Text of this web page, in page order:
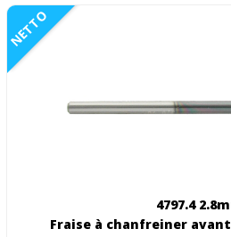
NETTO
4797.4
Fraise à chanfreiner